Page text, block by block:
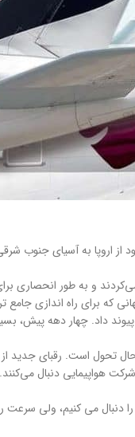
به آسیای جنوب
و به طور
داد. چهار دهه پیش،
تحول است. رقبای جدید
هواپیمایی دنبال می‌کنند.
می کنیم، ولی سرعت